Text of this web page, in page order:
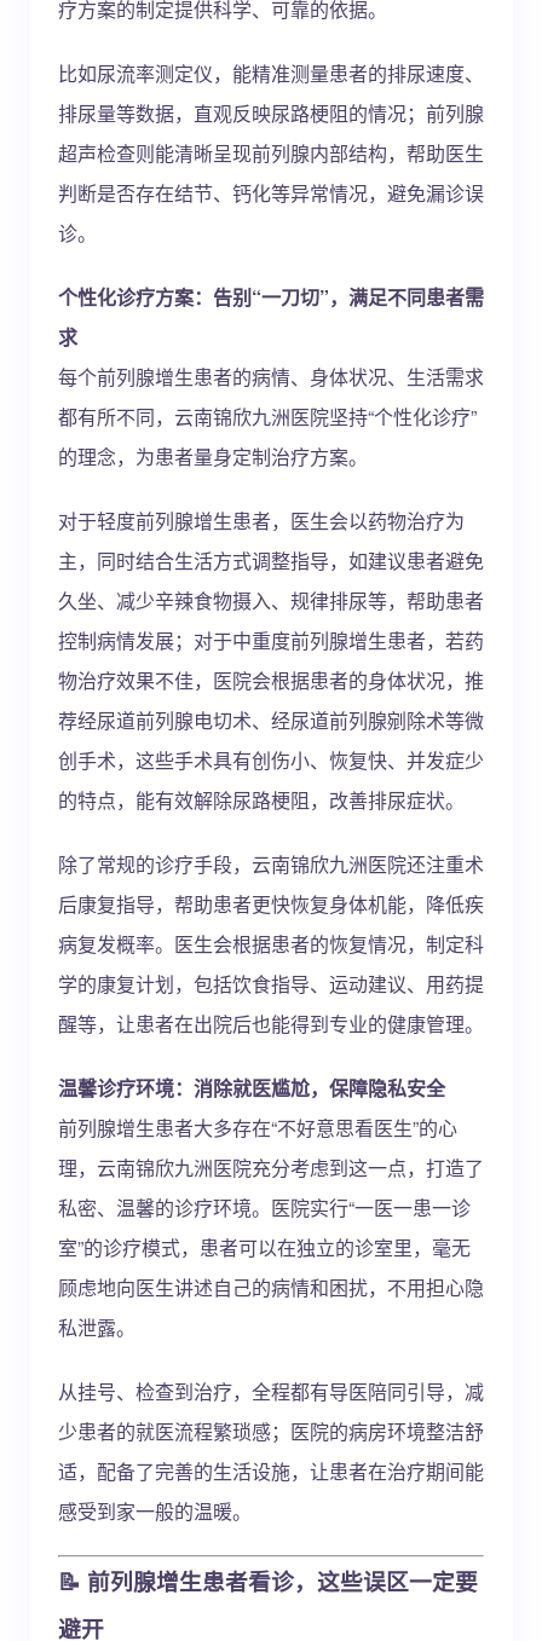
疗方案的制定提供科学、可靠的依据。
比如尿流率测定仪，能精准测量患者的排尿速度、
排尿量等数据，直观反映尿路梗阻的情况；前列腺
超声检查则能清晰呈现前列腺内部结构，帮助医生
判断是否存在结节、钙化等异常情况，避免漏诊误
诊。
个性化诊疗方案：告别“一刀切”，满足不同患者需
求
每个前列腺增生患者的病情、身体状况、生活需求
都有所不同，云南锦欣九洲医院坚持“个性化诊疗”
的理念，为患者量身定制治疗方案。
对于轻度前列腺增生患者，医生会以药物治疗为
主，同时结合生活方式调整指导，如建议患者避免
久坐、减少辛辣食物摄入、规律排尿等，帮助患者
控制病情发展；对于中重度前列腺增生患者，若药
物治疗效果不佳，医院会根据患者的身体状况，推
荐经尿道前列腺电切术、经尿道前列腺剜除术等微
创手术，这些手术具有创伤小、恢复快、并发症少
的特点，能有效解除尿路梗阻，改善排尿症状。
除了常规的诊疗手段，云南锦欣九洲医院还注重术
后康复指导，帮助患者更快恢复身体机能，降低疾
病复发概率。医生会根据患者的恢复情况，制定科
学的康复计划，包括饮食指导、运动建议、用药提
醒等，让患者在出院后也能得到专业的健康管理。
温馨诊疗环境：消除就医尴尬，保障隐私安全
前列腺增生患者大多存在“不好意思看医生”的心
理，云南锦欣九洲医院充分考虑到这一点，打造了
私密、温馨的诊疗环境。医院实行“一医一患一诊
室”的诊疗模式，患者可以在独立的诊室里，毫无
顾虑地向医生讲述自己的病情和困扰，不用担心隐
私泄露。
从挂号、检查到治疗，全程都有导医陪同引导，减
少患者的就医流程繁琐感；医院的病房环境整洁舒
适，配备了完善的生活设施，让患者在治疗期间能
感受到家一般的温暖。
📝 前列腺增生患者看诊，这些误区一定要
避开